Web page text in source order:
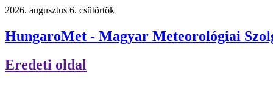
2026. augusztus 6. csütörtök
HungaroMet - Magyar Meteorológiai
Eredeti oldal